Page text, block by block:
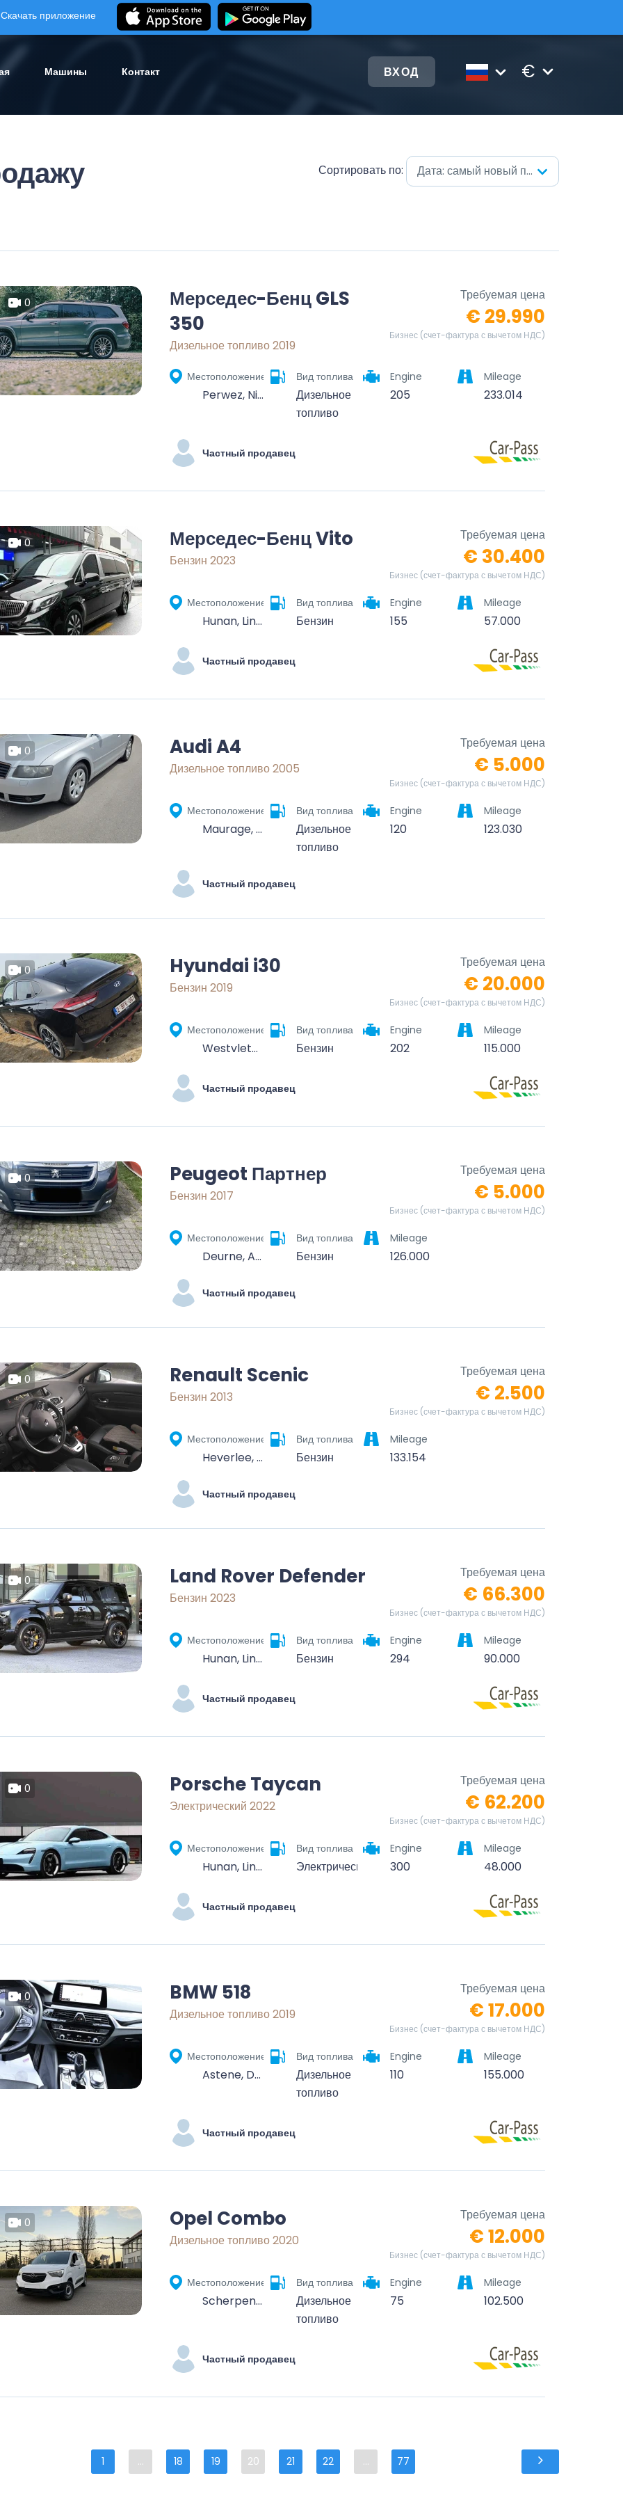
Скачать приложение
Машины Контакт ВХОД €
Сортировать по: Дата: самый новый первый
0
Мерседес-Бенц GLS
350
Дизельное топливо 2019
Требуемая цена
€ 29.990
Бизнес (счет-фактура с вычетом НДС)
Местоположение
Perwez, Nivelles, Walloon Brabant, Wallonia, 1360, Belgium
Вид топлива
Дизельное
топливо
Engine
205
Mileage
233.014
Частный продавец
0 Мерседес-Бенц Vito
Бензин 2023
Требуемая цена
€ 30.400
Бизнес (счет-фактура с вычетом НДС)
Местоположение
Hunan, Linchuan District, Fuzhou City, Jiangxi, China
Вид топлива
Бензин
Engine
155
Mileage
57.000
Частный продавец
0 Audi A4
Дизельное топливо 2005
Требуемая цена
€ 5.000
Бизнес (счет-фактура с вычетом НДС)
Местоположение
Maurage, La Louvière, Hainaut, Wallonie, 7100, Belgique
Вид топлива
Дизельное
топливо
Engine
120
Mileage
123.030
Частный продавец
0 Hyundai i30
Бензин 2019
Требуемая цена
€ 20.000
Бизнес (счет-фактура с вычетом НДС)
Местоположение
Westvleteren, Vleteren, Ieper, West-Vlaanderen, Vlaanderen, België
Вид топлива
Бензин
Engine
202
Mileage
115.000
Частный продавец
0 Peugeot Партнер
Бензин 2017
Требуемая цена
€ 5.000
Бизнес (счет-фактура с вычетом НДС)
Местоположение
Deurne, Antwerpen, Vlaanderen, 2100, België
Вид топлива
Бензин
Mileage
126.000
Частный продавец
0 Renault Scenic
Бензин 2013
Требуемая цена
€ 2.500
Бизнес (счет-фактура с вычетом НДС)
Местоположение
Heverlee, Leuven, Vlaams-Brabant, Vlaanderen, 3001, België
Вид топлива
Бензин
Mileage
133.154
Частный продавец
0 Land Rover Defender
Бензин 2023
Требуемая цена
€ 66.300
Бизнес (счет-фактура с вычетом НДС)
Местоположение
Hunan, Linchuan District, Fuzhou City, Jiangxi, China
Вид топлива
Бензин
Engine
294
Mileage
90.000
Частный продавец
0 Porsche Taycan
Электрический 2022
Требуемая цена
€ 62.200
Бизнес (счет-фактура с вычетом НДС)
Местоположение
Hunan, Linchuan District, Fuzhou City, Jiangxi, China
Вид топлива
Электрический
Engine
300
Mileage
48.000
Частный продавец
0 BMW 518
Дизельное топливо 2019
Требуемая цена
€ 17.000
Бизнес (счет-фактура с вычетом НДС)
Местоположение
Astene, Deinze, Gent, Oost-Vlaanderen, Vlaanderen, België
Вид топлива
Дизельное
топливо
Engine
110
Mileage
155.000
Частный продавец
0 Opel Combo
Дизельное топливо 2020
Требуемая цена
€ 12.000
Бизнес (счет-фактура с вычетом НДС)
Местоположение
Scherpenheuvel, Scherpenheuvel-Zichem, Leuven, Vlaams-Brabant, Vlaanderen, 3270, België
Вид топлива
Дизельное
топливо
Engine
75
Mileage
102.500
Частный продавец
1 ... 18 19 20 21 22 ... 77